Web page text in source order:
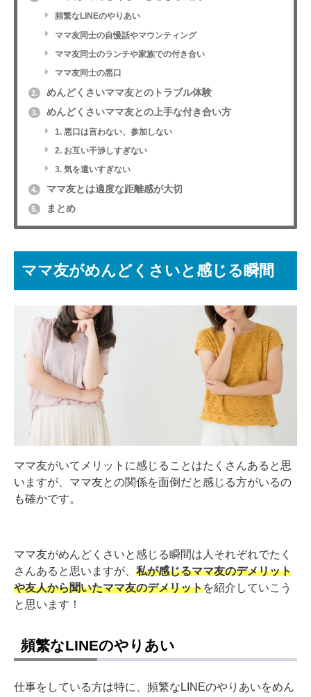
頻繁なLINEのやりあい
ママ友同士の自慢話やマウンティング
ママ友同士のランチや家族での付き合い
ママ友同士の悪口
2. めんどくさいママ友とのトラブル体験
3. めんどくさいママ友との上手な付き合い方
1. 悪口は言わない、参加しない
2. お互い干渉しすぎない
3. 気を遣いすぎない
4. ママ友とは適度な距離感が大切
5. まとめ
ママ友がめんどくさいと感じる瞬間
ママ友がいてメリットに感じることはたくさんあると思
いますが、ママ友との関係を面倒だと感じる方がいるの
も確かです。
ママ友がめんどくさいと感じる瞬間は人それぞれでたく
さんあると思いますが、 私が感じるママ友のデメリット
や友人から聞いたママ友のデメリットを紹介していこう
と思います！
頻繁なLINEのやりあい
仕事をしている方は特に、頻繁なLINEのやりあいをめん